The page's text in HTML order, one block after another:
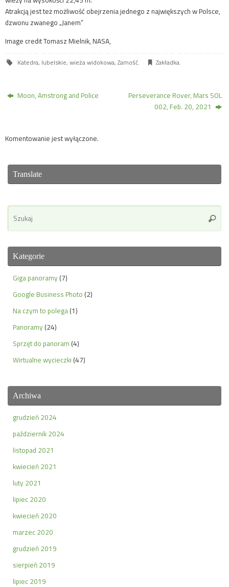
Atrakcją jest też możliwość obejrzenia jednego z największych w Polsce,
dzwonu zwanego „Janem”
Image credit Tomasz Mielnik, NASA,
Katedra, lubelskie, wieża widokowa, Zamość. Zakładka.
Moon, Amstrong and Police
Perseverance Rover, Mars SOL
002, Feb. 20, 2021
Komentowanie jest wyłączone.
Translate
Kategorie
Giga panoramy (7)
Google Business Photo (2)
Na czym to polega (1)
Panoramy (24)
Sprzęt do panoram (4)
Wirtualne wycieczki (47)
Archiwa
grudzień 2024
październik 2024
listopad 2021
kwiecień 2021
luty 2021
lipiec 2020
kwiecień 2020
marzec 2020
grudzień 2019
sierpień 2019
lipiec 2019